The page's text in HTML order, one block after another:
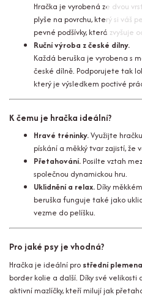
Hračka je vyrobená ze dvou
plyše na povrchu, který si váš
pevné podšívky, která zvyšuje
Ruční výroba z české dílny.
Každá beruška je vyrobena s
české dílně. Podporujete tak
který je výsledkem poctivé
K čemu je hračka ideální?
Hravé tréninky.Využijte
pískání a měkký tvar zajistí, že
Přetahování.Posilte vztah
společnou dynamickou hru.
Uklidnění a relax.Díky
beruška funguje také jako
vezme do pelíšku.
Pro jaké psy je vhodná?
Hračka je ideální pro střední
border kolie a další. Díky své
aktivní mazlíčky, kteří milují jak